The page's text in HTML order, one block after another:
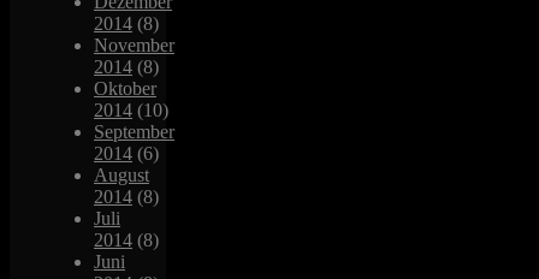
2014 (8)
November
2014 (8)
Oktober
2014 (10)
September
2014 (6)
August
2014 (8)
Juli
2014 (8)
Juni